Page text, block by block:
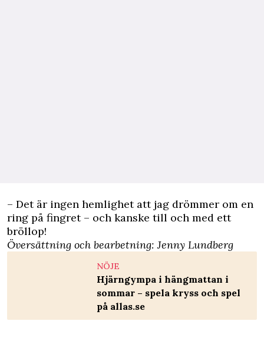
– Det är ingen hemlighet att jag drömmer om en
ring på fingret – och kanske till och med ett
bröllop!
Översättning och bearbetning: Jenny Lundberg
NÖJE
Hjärngympa i hängmattan i
sommar – spela kryss och spel
på allas.se